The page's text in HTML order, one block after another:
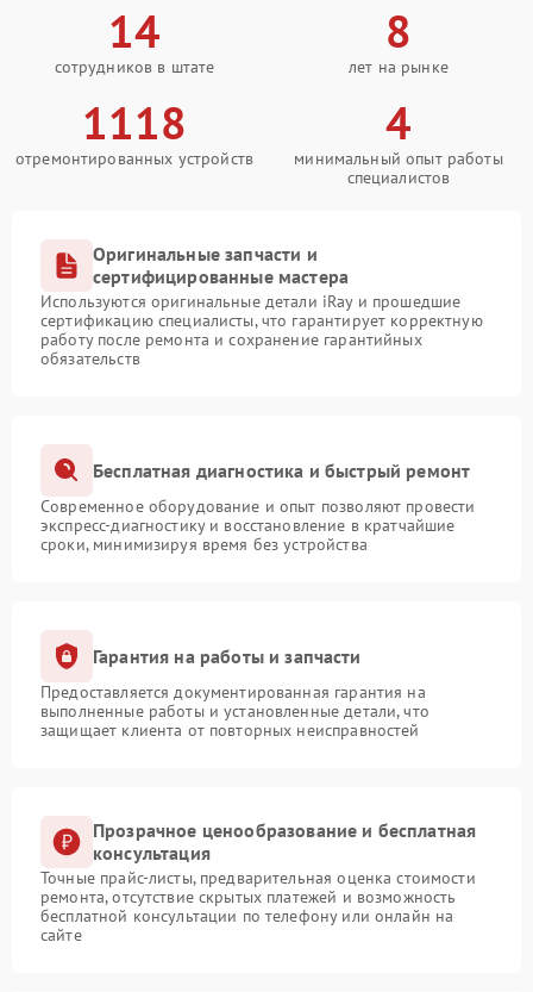
14
сотрудников в штате
8
лет на рынке
1118
отремонтированных устройств
4
минимальный опыт работы
специалистов
Оригинальные запчасти и
сертифицированные мастера
Используются оригинальные детали iRay и прошедшие
сертификацию специалисты, что гарантирует корректную
работу после ремонта и сохранение гарантийных
обязательств
Бесплатная диагностика и быстрый ремонт
Современное оборудование и опыт позволяют провести
экспресс-диагностику и восстановление в кратчайшие
сроки, минимизируя время без устройства
Гарантия на работы и запчасти
Предоставляется документированная гарантия на
выполненные работы и установленные детали, что
защищает клиента от повторных неисправностей
Прозрачное ценообразование и бесплатная
консультация
Точные прайс-листы, предварительная оценка стоимости
ремонта, отсутствие скрытых платежей и возможность
бесплатной консультации по телефону или онлайн на
сайте